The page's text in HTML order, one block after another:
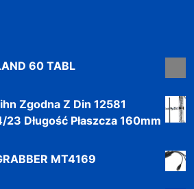
60 TABL
Zgodna Z Din 12581
23 Długość Płaszcza 160mm
MT4169